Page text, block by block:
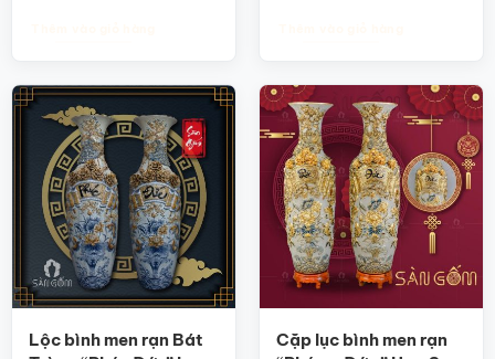
Lộc bình men rạn Bát
Cặp lục bình men rạn